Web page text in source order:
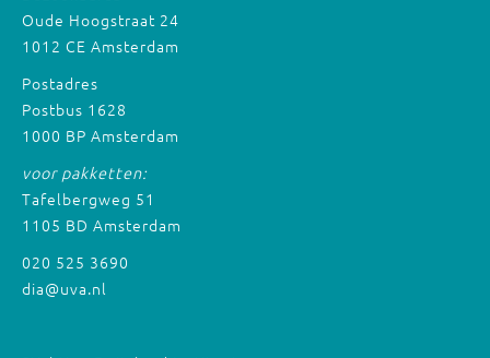
Oude Hoogstraat 24
1012 CE Amsterdam
Postadres
Postbus 1628
1000 BP Amsterdam
voor pakketten:
Tafelbergweg 51
1105 BD Amsterdam
020 525 3690
dia@uva.nl